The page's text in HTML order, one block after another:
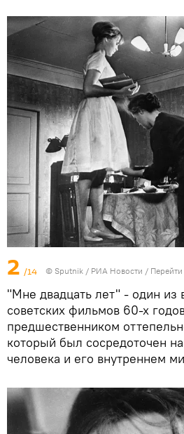
2 /14 © Sputnik / РИА Новости /
"Мне двадцать лет" - один из
советских фильмов 60-х
предшественником
который был сосредоточен
человека и его внутреннем